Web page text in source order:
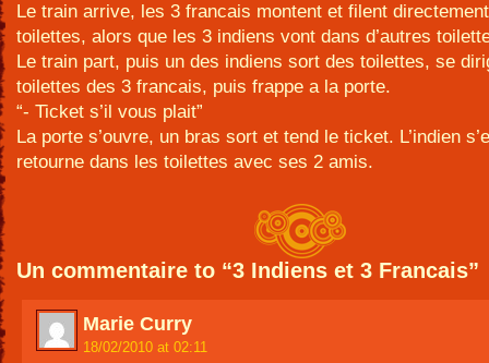
Le train arrive, les 3 francais montent et filent
toilettes, alors que les 3 indiens vont dans d’autres
Le train part, puis un des indiens sort des toilettes, se
toilettes des 3 francais, puis frappe a la porte.
“- Ticket s’il vous plait”
La porte s’ouvre, un bras sort et tend le ticket. L’indien
retourne dans les toilettes avec ses 2 amis.
Un commentaire to “3 Indiens et 3 Francais”
Marie Curry
18/02/2010 at 02:11